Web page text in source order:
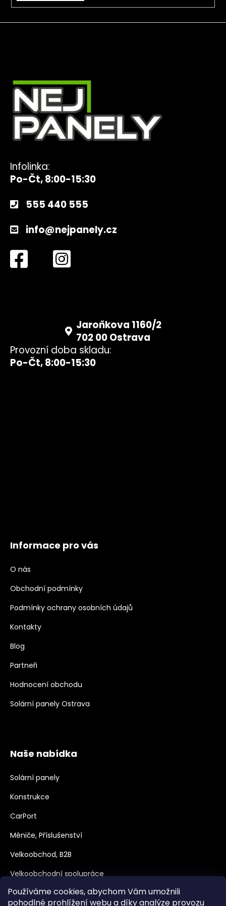
Používáme cookies, abychom Vám umožnili
pohodlné prohlížení webu a díky analýze provozu
Infolinka:
Po-Čt, 8:00-15:30
555 440 555
info@nejpanely.cz
Jaroňkova 1160/2
702 00 Ostrava
Provozní doba skladu:
Po-Čt, 8:00-15:30
Informace pro vás
O nás
Obchodní podmínky
Podmínky ochrany osobních údajů
Kontakty
Blog
Partneři
Hodnocení obchodu
Solární panely Ostrava
Naše nabídka
Solární panely
Konstrukce
CarPort
Měniče, Příslušenství
Velkoobchod, B2B
Velkoobchodní spolupráce
Dotace